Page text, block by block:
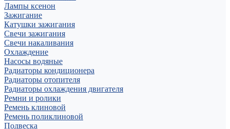
Лампы ксенон
Зажигание
Катушки зажигания
Свечи зажигания
Свечи накаливания
Охлаждение
Насосы водяные
Радиаторы кондиционера
Радиаторы отопителя
Радиаторы охлаждения двигателя
Ремни и ролики
Ремень клиновой
Ремень поликлиновой
Подвеска